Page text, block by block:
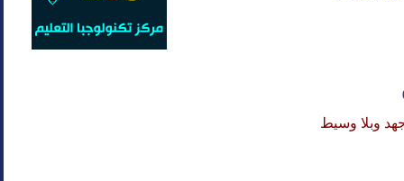
وبلا وسيط